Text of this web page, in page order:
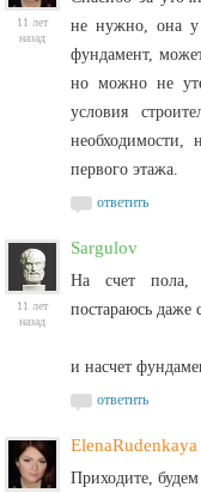
11 лет
назад
не нужно, она у
фундамент,
но можно не
условия
необходимости,
первого этажа.
ответить
11 лет
назад
Sargulov
На счет пола,
постараюсь даже
и насчет
ответить
ElenaRudenkaya
Приходите,